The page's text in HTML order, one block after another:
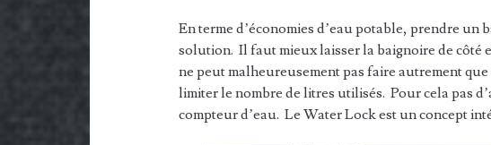
En terme d’économies d’eau potable, prendre un
solution. Il faut mieux laisser la baignoire de côté
ne peut malheureusement pas faire autrement
limiter le nombre de litres utilisés. Pour cela pas
compteur d’eau. Le Water Lock est un concept